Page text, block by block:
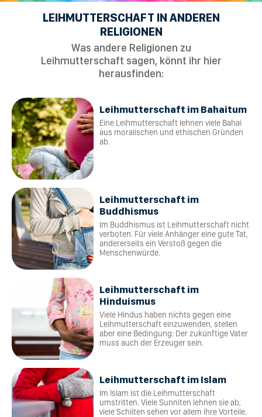
LEIHMUTTERSCHAFT IN ANDEREN
RELIGIONEN
Was andere Religionen zu
Leihmutterschaft sagen, könnt ihr hier
herausfinden:
Leihmutterschaft im Bahaitum
Eine Leihmutterschaft lehnen viele Bahai
aus moralischen und ethischen Gründen
ab.
Leihmutterschaft im
Buddhismus
Im Buddhismus ist Leihmutterschaft nicht
verboten. Für viele Anhänger eine gute Tat,
andererseits ein Verstoß gegen die
Menschenwürde.
Leihmutterschaft im
Hinduismus
Viele Hindus haben nichts gegen eine
Leihmutterschaft einzuwenden, stellen
aber eine Bedingung: Der zukünftige Vater
muss auch der Erzeuger sein.
Leihmutterschaft im Islam
Im Islam ist die Leihmutterschaft
umstritten. Viele Sunniten lehnen sie ab,
viele Schiiten sehen vor allem ihre Vorteile.